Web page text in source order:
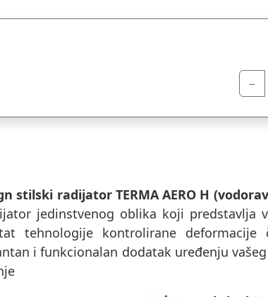
−
stilski radijator TERMA AERO H
jedinstvenog oblika koji predstavlja
tehnologije kontrolirane
i funkcionalan dodatak uređenju